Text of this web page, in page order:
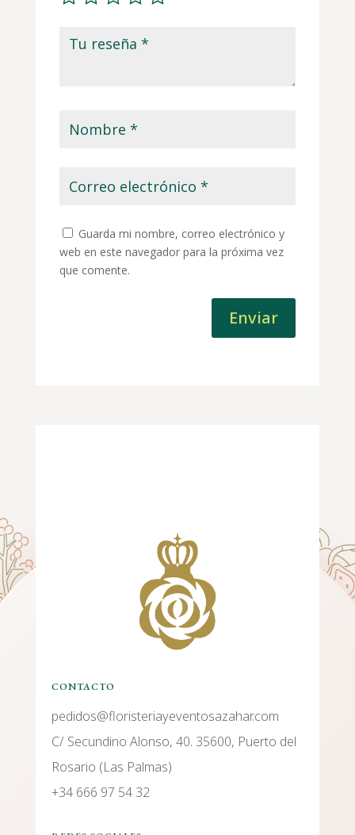
Guarda mi nombre, correo electrónico y
web en este navegador para la próxima vez
que comente.
Enviar
CONTACTO
pedidos@floristeriayeventosazahar.com
C/ Secundino Alonso, 40. 35600, Puerto del
Rosario (Las Palmas)
+34 666 97 54 32